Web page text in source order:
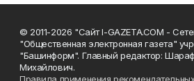
© 2011-2026 "Сайт I-GAZETA.COM -
"Общественная электронная газета"
"Башинформ". Главный редактор:
Михайлович.